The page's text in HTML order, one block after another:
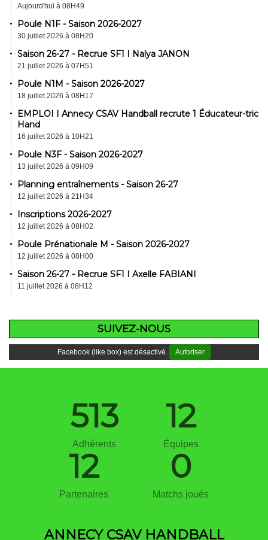
Aujourd'hui à 08H49
Poule N1F - Saison 2026-2027
30 juillet 2026 à 08H20
Saison 26-27 - Recrue SF1 I Nalya JANON
21 juillet 2026 à 07H51
Poule N1M - Saison 2026-2027
18 juillet 2026 à 08H17
EMPLOI I Annecy CSAV Handball recrute 1 Éducateur-trice
Hand
16 juillet 2026 à 10H21
Poule N3F - Saison 2026-2027
13 juillet 2026 à 09H09
Planning entraînements - Saison 26-27
12 juillet 2026 à 21H34
Inscriptions 2026-2027
12 juillet 2026 à 08H02
Poule Prénationale M - Saison 2026-2027
12 juillet 2026 à 08H00
Saison 26-27 - Recrue SF1 I Axelle FABIANI
11 juillet 2026 à 08H12
SUIVEZ-NOUS
Facebook (like box) est désactivé. Autoriser
513
Adhérents
12
Équipes
12
Partenaires
0
Matchs joués
ANNECY CSAV HANDBALL